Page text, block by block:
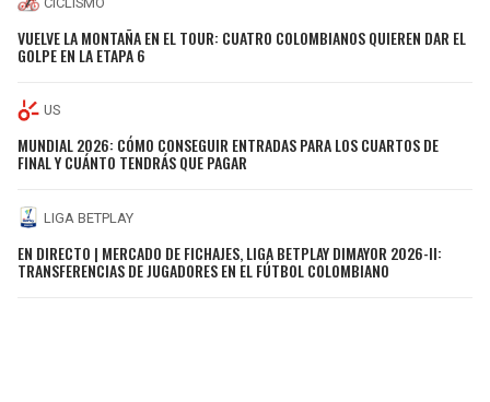
VUELVE LA MONTAÑA EN EL TOUR: CUATRO COLOMBIANOS QUIEREN DAR EL
GOLPE EN LA ETAPA 6
US
MUNDIAL 2026: CÓMO CONSEGUIR ENTRADAS PARA LOS CUARTOS DE
FINAL Y CUÁNTO TENDRÁS QUE PAGAR
LIGA BETPLAY
EN DIRECTO | MERCADO DE FICHAJES, LIGA BETPLAY DIMAYOR 2026-II:
TRANSFERENCIAS DE JUGADORES EN EL FÚTBOL COLOMBIANO